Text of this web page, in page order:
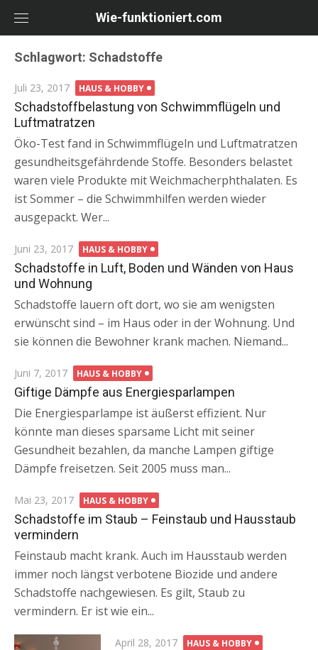
Wie-funktioniert.com
Schlagwort: Schadstoffe
Posted
on
Juli 23, 2017 HAUS & HOBBY
Schadstoffbelastung von Schwimmflügeln und
Luftmatratzen
Öko-Test fand in Schwimmflügeln und Luftmatratzen
gesundheitsgefährdende Stoffe. Besonders belastet
waren viele Produkte mit Weichmacherphthalaten. Es
ist Sommer – die Schwimmhilfen werden wieder
ausgepackt. Wer...
Posted
on
Juni 23, 2017 HAUS & HOBBY
Schadstoffe in Luft, Boden und Wänden von Haus
und Wohnung
Schadstoffe lauern oft dort, wo sie am wenigsten
erwünscht sind – im Haus oder in der Wohnung. Und
sie können die Bewohner krank machen. Niemand...
Posted
on
Juni 7, 2017 HAUS & HOBBY
Giftige Dämpfe aus Energiesparlampen
Die Energiesparlampe ist äußerst effizient. Nur
könnte man dieses sparsame Licht mit seiner
Gesundheit bezahlen, da manche Lampen giftige
Dämpfe freisetzen. Seit 2005 muss man...
Posted
on
Mai 23, 2017 HAUS & HOBBY
Schadstoffe im Staub – Feinstaub und Hausstaub
vermindern
Feinstaub macht krank. Auch im Hausstaub werden
immer noch längst verbotene Biozide und andere
Schadstoffe nachgewiesen. Es gilt, Staub zu
vermindern. Er ist wie ein...
Posted
April 28, 2017 HAUS & HOBBY